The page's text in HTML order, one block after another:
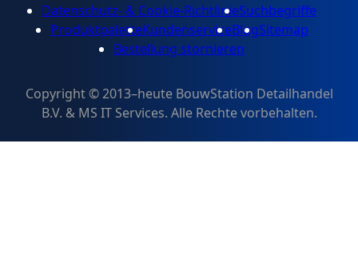
Datenschutz- & Cookie-RichtlinieSuchbegriffe
ProduktpaletteKundenserviceBlogSitemap
Bestellung stornieren
Copyright © 2013–heute BouwStation Detailhandel
B.V. & MS IT Services. Alle Rechte vorbehalten.